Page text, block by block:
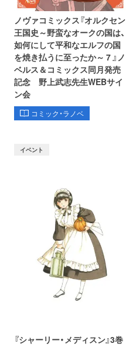
ノヴァコミックス『オルクセン
王国史～野蛮なオークの国は、
如何にして平和なエルフの国
を焼き払うに至ったか～ 7 』ノ
ベルス＆コミックス同月発売
記念 野上武志先生WEBサイ
ン会
コミック・ラノベ
イベント
『シャーリー・メディスン』3巻